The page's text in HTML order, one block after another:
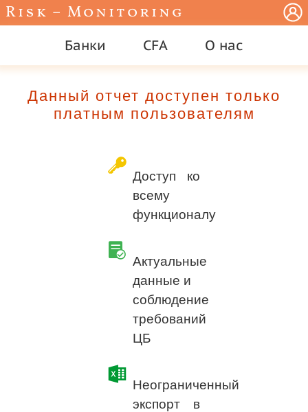
Risk – Monitoring
Банки CFA О нас
Данный отчет доступен только
платным пользователям
Доступ ко
всему
функционалу
Актуальные
данные и
соблюдение
требований
ЦБ
Неограниченный
экспорт в